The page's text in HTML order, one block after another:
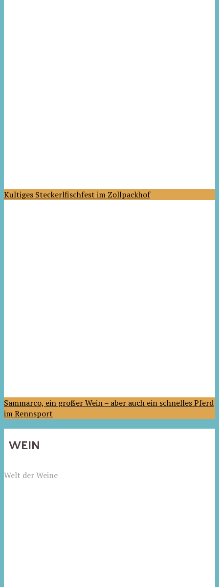
Kultiges Steckerlfischfest im Zollpackhof
Sammarco, ein großer Wein – aber auch ein schnelles Pferd
im Rennsport
WEIN
Welt der Weine